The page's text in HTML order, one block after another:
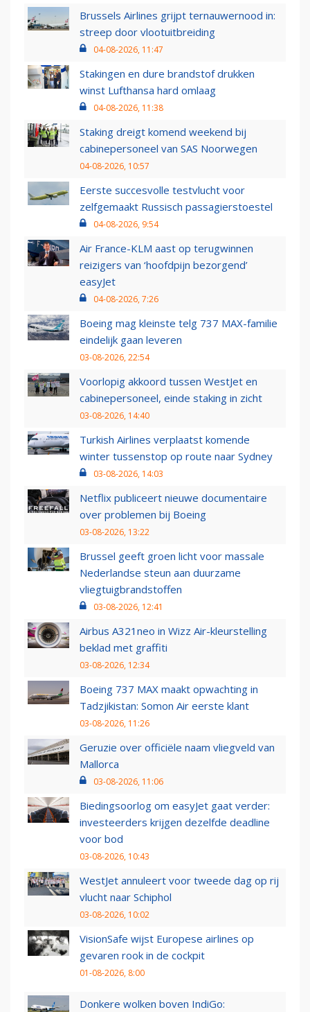
Brussels Airlines grijpt ternauwernood in:
streep door vlootuitbreiding
04-08-2026, 11:47
Stakingen en dure brandstof drukken
winst Lufthansa hard omlaag
04-08-2026, 11:38
Staking dreigt komend weekend bij
cabinepersoneel van SAS Noorwegen
04-08-2026, 10:57
Eerste succesvolle testvlucht voor
zelfgemaakt Russisch passagierstoestel
04-08-2026, 9:54
Air France-KLM aast op terugwinnen
reizigers van ‘hoofdpijn bezorgend’
easyJet
04-08-2026, 7:26
Boeing mag kleinste telg 737 MAX-familie
eindelijk gaan leveren
03-08-2026, 22:54
Voorlopig akkoord tussen WestJet en
cabinepersoneel, einde staking in zicht
03-08-2026, 14:40
Turkish Airlines verplaatst komende
winter tussenstop op route naar Sydney
03-08-2026, 14:03
Netflix publiceert nieuwe documentaire
over problemen bij Boeing
03-08-2026, 13:22
Brussel geeft groen licht voor massale
Nederlandse steun aan duurzame
vliegtuigbrandstoffen
03-08-2026, 12:41
Airbus A321neo in Wizz Air-kleurstelling
beklad met graffiti
03-08-2026, 12:34
Boeing 737 MAX maakt opwachting in
Tadzjikistan: Somon Air eerste klant
03-08-2026, 11:26
Geruzie over officiële naam vliegveld van
Mallorca
03-08-2026, 11:06
Biedingsoorlog om easyJet gaat verder:
investeerders krijgen dezelfde deadline
voor bod
03-08-2026, 10:43
WestJet annuleert voor tweede dag op rij
vlucht naar Schiphol
03-08-2026, 10:02
VisionSafe wijst Europese airlines op
gevaren rook in de cockpit
01-08-2026, 8:00
Donkere wolken boven IndiGo: